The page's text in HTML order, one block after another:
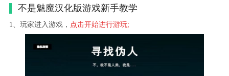
不是魅魔汉化版游戏新手教学
1、玩家进入游戏， 点击开始进行游玩;